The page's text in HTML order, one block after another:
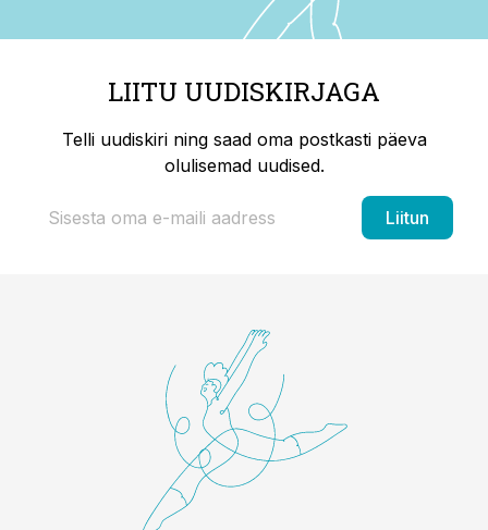
LIITU UUDISKIRJAGA
Telli uudiskiri ning saad oma postkasti päeva
olulisemad uudised.
Liitun